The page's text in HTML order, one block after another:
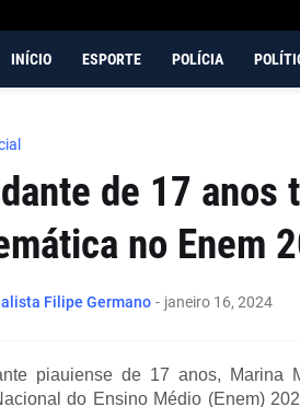
INÍCIO ESPORTE POLÍCIA
de 17 anos
no Enem
Filipe Germano - janeiro 16, 2024
piauiense de 17 anos, Marina
do Ensino Médio (Enem)